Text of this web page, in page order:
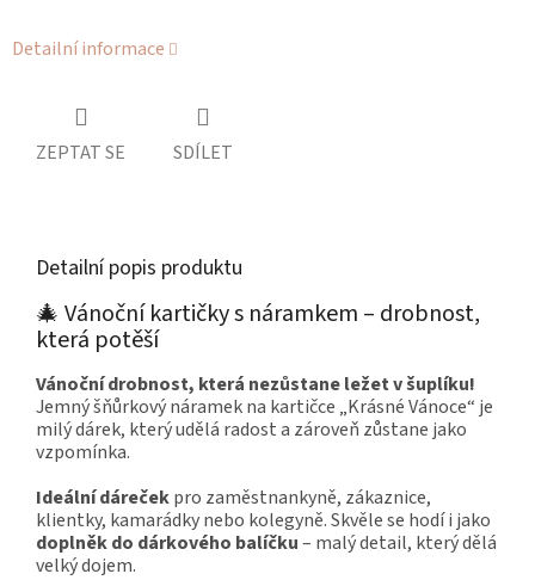
Detailní informace
ZEPTAT SE SDÍLET
Detailní popis produktu
🎄 Vánoční kartičky s náramkem – drobnost,
která potěší
Vánoční drobnost, která nezůstane ležet v šuplíku!
Jemný šňůrkový náramek na kartičce „Krásné Vánoce“ je
milý dárek, který udělá radost a zároveň zůstane jako
vzpomínka.
Ideální dárečekpro zaměstnankyně, zákaznice,
klientky, kamarádky nebo kolegyně. Skvěle se hodí i jako
doplněk do dárkového balíčku– malý detail, který dělá
velký dojem.